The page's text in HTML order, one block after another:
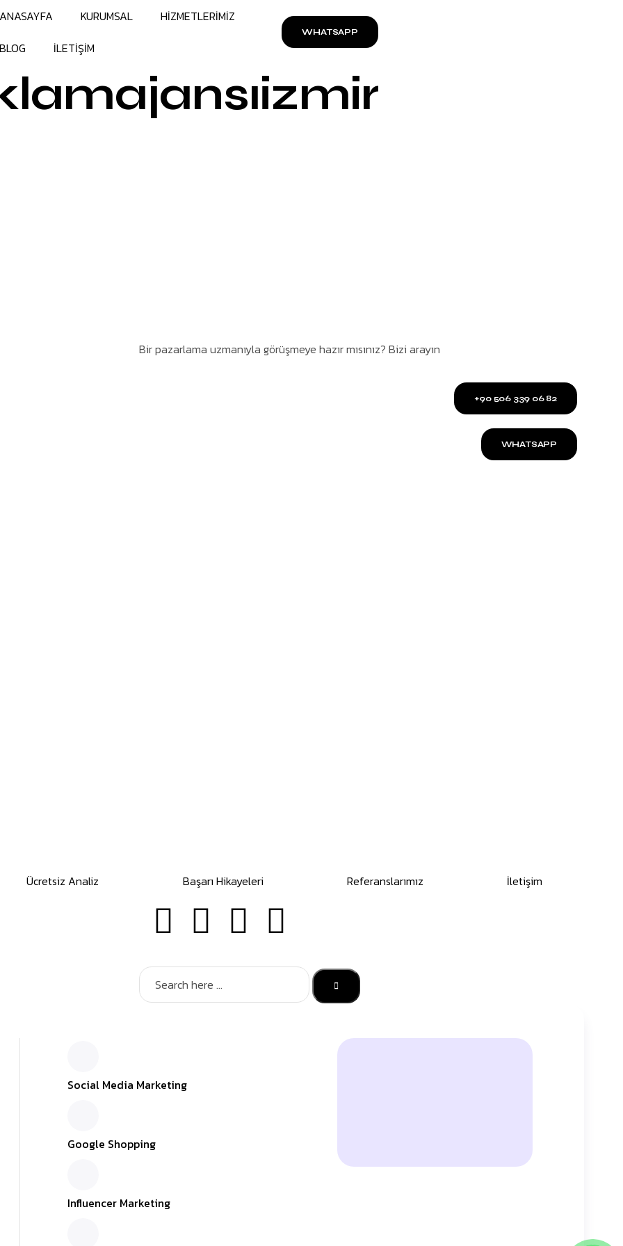
ANASAYFA KURUMSAL
HİZMETLERİMİZ
BLOG
İLETİŞİM
WHATSAPP
Bir pazarlama uzmanıyla görüşmeye hazır mısınız? Bizi arayın
+90 506 339 06 82
WHATSAPP
Ücretsiz Analiz Başarı Hikayeleri Referanslarımız
İletişim
Social Media Marketing
Google Shopping
Influencer Marketing